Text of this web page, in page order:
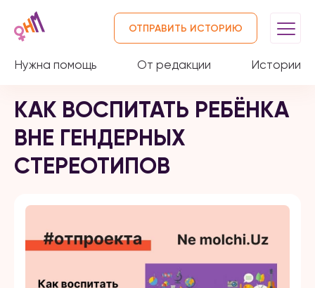
Нужна помощь От редакции Истории
ОТПРАВИТЬ ИСТОРИЮ
КАК ВОСПИТАТЬ РЕБЁНКА
ВНЕ ГЕНДЕРНЫХ
СТЕРЕОТИПОВ